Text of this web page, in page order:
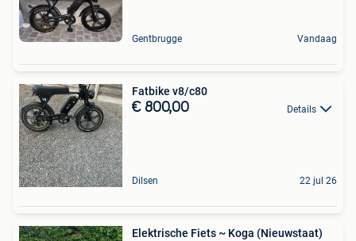
Gentbrugge Vandaag
Fatbike v8/c80
€ 800,00 Details
Dilsen 22 jul 26
Elektrische Fiets ~ Koga (Nieuwstaat)